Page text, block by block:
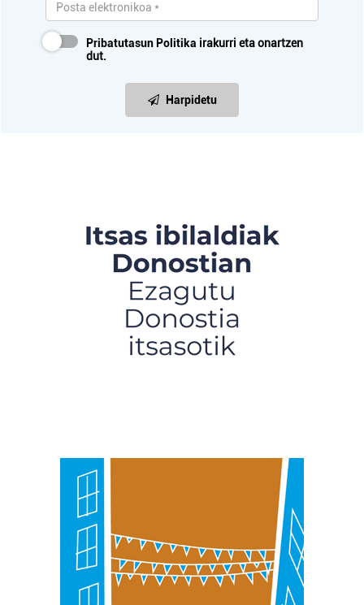
Pribatutasun Politika irakurri eta onartzen
dut.
Harpidetu